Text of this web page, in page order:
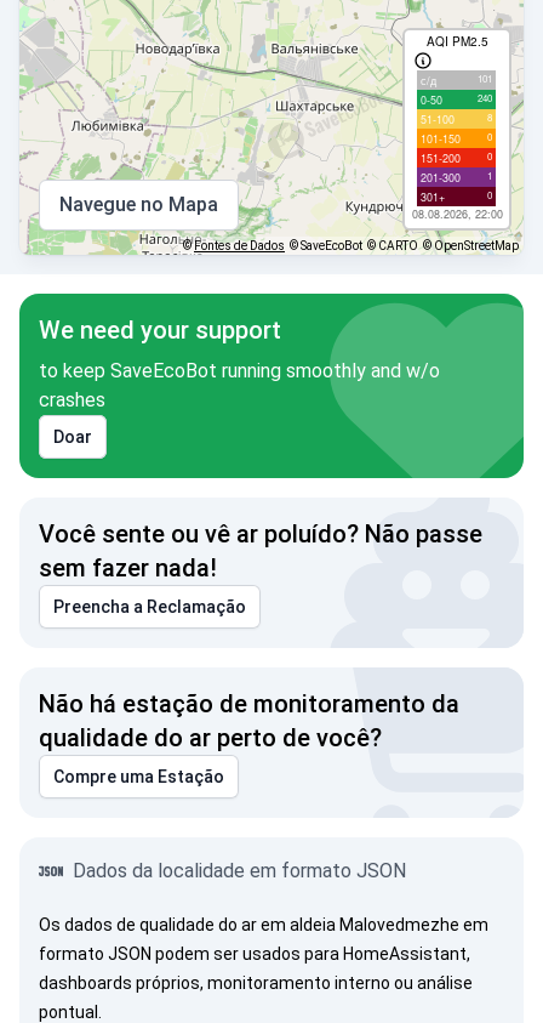
AQI PM2.5
с/д 101
0-50 240
51-100 8
101-150 0
151-200 0
201-300 1
301+ 0
08.08.2026, 22:00
Navegue no Mapa
©Fontes de Dados © SaveEcoBot © CARTO © OpenStreetMap
We need your support
to keep SaveEcoBot running smoothly and w/o
crashes
Doar
Você sente ou vê ar poluído? Não passe
sem fazer nada!
Preencha a Reclamação
Não há estação de monitoramento da
qualidade do ar perto de você?
Compre uma Estação
Dados da localidade em formato JSON
Os dados de qualidade do ar em aldeia Malovedmezhe em
formato JSON podem ser usados para HomeAssistant,
dashboards próprios, monitoramento interno ou análise
pontual.